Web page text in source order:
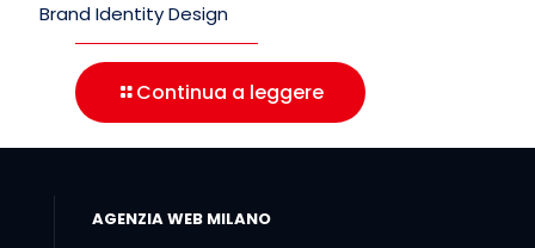
Brand Identity Design
Continua a leggere
AGENZIA WEB MILANO